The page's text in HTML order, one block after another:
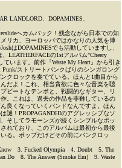
LANDLORD、DOPAMINES、
へカムバック！残念ながら日本での知
リカ、ヨーロッパではかなりの人気を博
はDOPAMINESでも活動していますし、
LEATHERFACEの1stアルバム"Cheery
います。前作『Waste My Heart』から引き
ストリートパンクばりのシンガロング
クロックを奏でている。ほんと1曲目から
だよ！これ、相当貪欲に色々な音楽を聴
ビートなテンポと、戦闘的なギター、リ
。これは、過去の作品を非難しているの
良くなっていくバンドなんですよ。ほん
謎！PROPAGANDHIのアグレッシブなソ
そしてラモーンズが続くシンプルなポッ
れており、このアルバムは最初から最後
る。ポップだけどその前にパンクロッ
3. Fucked Olympia 4. Doubt 5. The
8. The Answer (Smoke Em) 9. Waste